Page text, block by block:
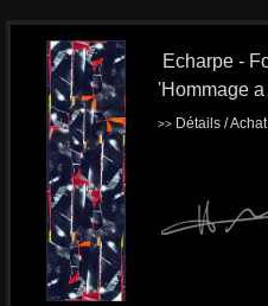
Echarpe -
'Hommage
>> Détails /